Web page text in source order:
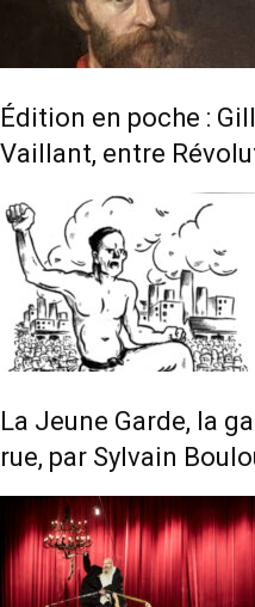
Édition en poche :
Vaillant, entre
La Jeune Garde, la
rue, par Sylvain